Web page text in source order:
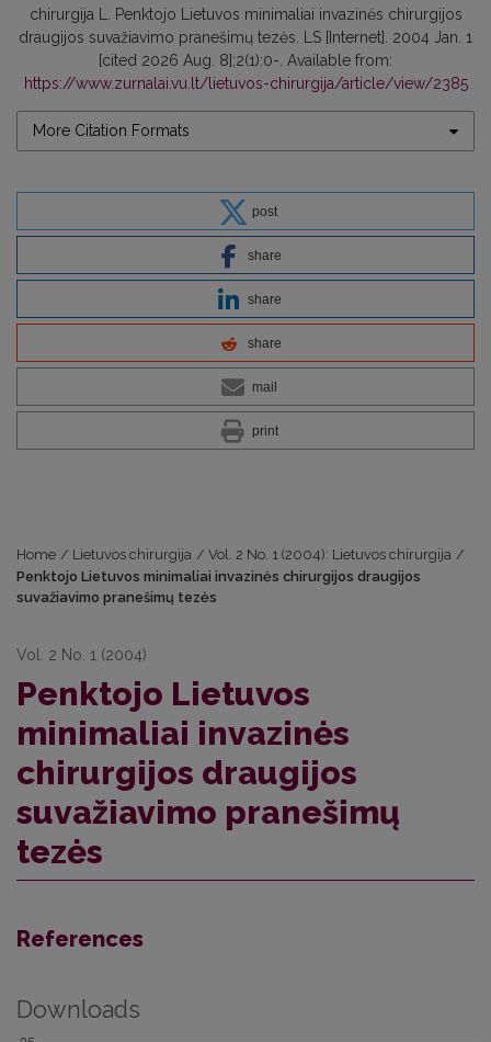
chirurgija L. Penktojo Lietuvos minimaliai invazinės chirurgijos
draugijos suvažiavimo pranešimų tezės. LS [Internet]. 2004 Jan. 1
[cited 2026 Aug. 8];2(1):0-. Available from:
https://www.zurnalai.vu.lt/lietuvos-chirurgija/article/view/2385
More Citation Formats
post
share
share
share
mail
print
Home / Lietuvos chirurgija / Vol. 2 No. 1 (2004): Lietuvos chirurgija /
Penktojo Lietuvos minimaliai invazinės chirurgijos draugijos
suvažiavimo pranešimų tezės
Vol. 2 No. 1 (2004)
Penktojo Lietuvos
minimaliai invazinės
chirurgijos draugijos
suvažiavimo pranešimų
tezės
References
Downloads